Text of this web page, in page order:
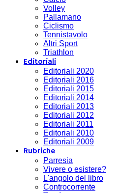
Volley
Pallamano
Ciclismo
Tennistavolo
Altri Sport
Triathlon
Editoriali
Editoriali 2020
Editoriali 2016
Editoriali 2015
Editoriali 2014
Editoriali 2013
Editoriali 2012
Editoriali 2011
Editoriali 2010
Editoriali 2009
Rubriche
Parresia
Vivere o esistere?
L'angolo del libro
Controcorrente